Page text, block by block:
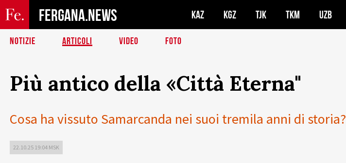
FERGANA.NEWS KAZ KGZ TJK TKM UZB
NOTIZIE ARTICOLI VIDEO FOTO
Più antico della «Città Eterna"
Cosa ha vissuto Samarcanda nei suoi tremila anni di storia?
22.10.25 19:04 MSK